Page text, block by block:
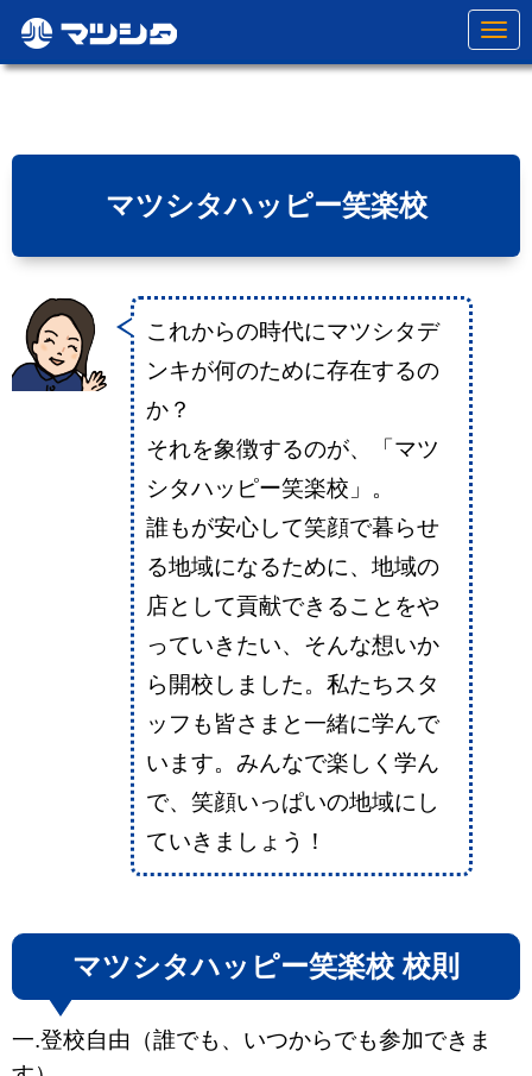
N
a
v
マツシタハッピー笑楽校
これからの時代にマツシタデ
ンキが何のために存在するの
か？
それを象徴するのが、「マツ
シタハッピー笑楽校」。
誰もが安心して笑顔で暮らせ
る地域になるために、地域の
店として貢献できることをや
っていきたい、そんな想いか
ら開校しました。私たちスタ
ッフも皆さまと一緒に学んで
います。みんなで楽しく学ん
で、笑顔いっぱいの地域にし
ていきましょう！
マツシタハッピー笑楽校 校則
一.登校自由（誰でも、いつからでも参加できま